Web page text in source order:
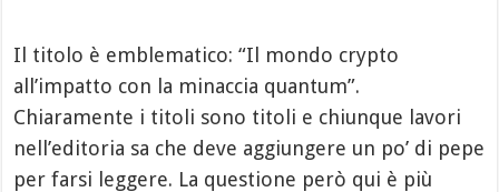
Il titolo è emblematico: “Il mondo crypto
all’impatto con la minaccia quantum”.
Chiaramente i titoli sono titoli e chiunque lavori
nell’editoria sa che deve aggiungere un po’ di pepe
per farsi leggere. La questione però qui è più